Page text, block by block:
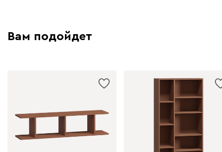
Вам подойдет